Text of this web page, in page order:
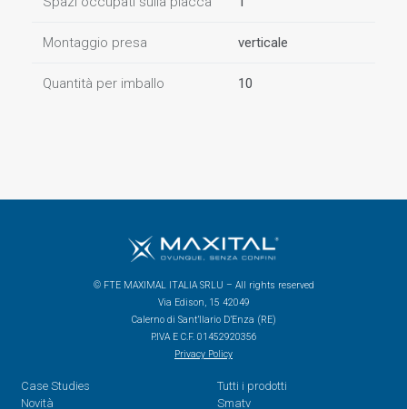
Montaggio presa verticale
Quantità per imballo 10
© FTE MAXIMAL ITALIA SRLU – All rights reserved
Via Edison, 15 42049
Calerno di Sant’Ilario D’Enza (RE)
P.IVA E C.F. 01452920356
Privacy Policy
Case Studies
Novità
Tutti i prodotti
Smatv